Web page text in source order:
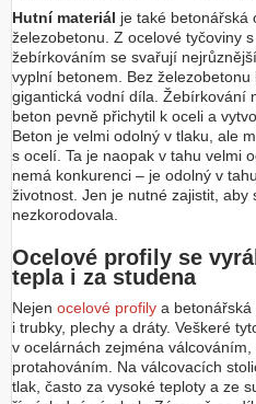
Hutní materiál je také betonářská
železobetonu. Z ocelové tyčoviny
žebírkováním se svařují
vyplní betonem. Bez
gigantická vodní díla. Žebírkování
beton pevně přichytil k oceli a
Beton je velmi odolný v tlaku, ale
s ocelí. Ta je naopak v tahu velmi
nemá konkurenci – je odolný v
životnost. Jen je nutné zajistit, aby
nezkorodovala.
Ocelové profily se
tepla i za studena
Nejen ocelové profily a
i trubky, plechy a dráty. Veškeré
v ocelárnách zejména
protahováním. Na válcovacích
tlak, často za vysoké teploty a ze